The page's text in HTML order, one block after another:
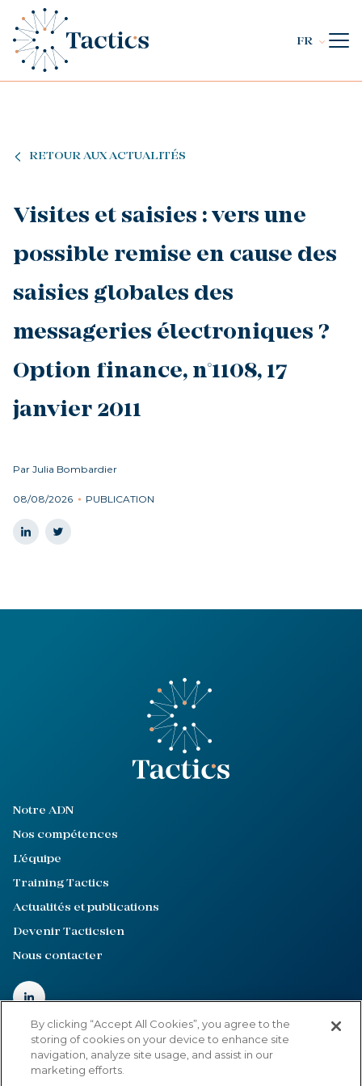
FR
RETOUR AUX ACTUALITÉS
Visites et saisies : vers une
possible remise en cause des
saisies globales des
messageries électroniques ?
Option finance, n°1108, 17
janvier 2011
Par Julia Bombardier
08/08/2026 PUBLICATION
Notre ADN
Nos compétences
L'équipe
Training Tactics
Actualités et publications
Devenir Tacticsien
Nous contacter
Mentions légales
By clicking “Accept All Cookies”, you agree to the
storing of cookies on your device to enhance site
navigation, analyze site usage, and assist in our
marketing efforts.